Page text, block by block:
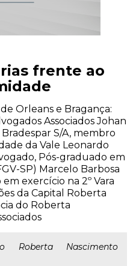
frente ao
Orleans e Bragança:
Associados Johan
S/A, membro
da Vale Leonardo
Pós-graduado em
SP) Marcelo Barbosa
exercício na 2º Vara
da Capital Roberta
do Roberta
Roberta Nascimento